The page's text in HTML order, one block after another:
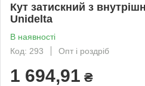
Кут затискний з
Unidelta
В наявності
Код: 293
Опт і роздріб
1 694,91 ₴